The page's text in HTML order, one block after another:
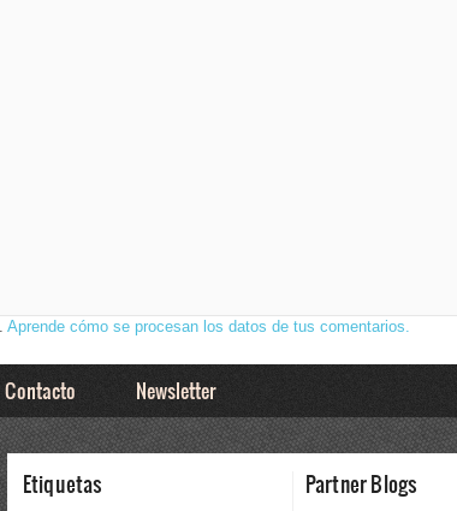
Aprende cómo se procesan los datos de tus comentarios.
Contacto Newsletter
Etiquetas Partner Blogs